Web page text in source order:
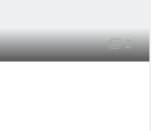
2